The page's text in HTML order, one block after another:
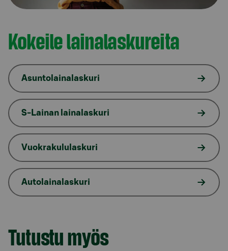
Kokeile lainalaskureita
Asuntolainalaskuri
S-Lainan lainalaskuri
Vuokrakululaskuri
Autolainalaskuri
Tutustu myös